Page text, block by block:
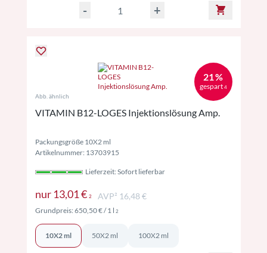
- +
21 %
gespart 4
Abb. ähnlich
VITAMIN B12-LOGES Injektionslösung Amp.
Packungsgröße 10X2 ml
Artikelnummer: 13703915
Lieferzeit: Sofort lieferbar
nur 13,01 € 2Preise inkl. MwSt. ggf. zzgl. Versand
AVP² 16,48 €
Grundpreis:650,50 €/ 1 l 2Preise inkl. MwSt. ggf. zzgl. Versand
10X2 ml 50X2 ml 100X2 ml